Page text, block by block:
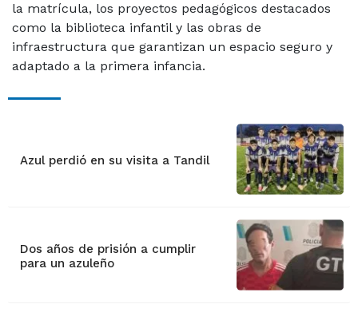
la matrícula, los proyectos pedagógicos destacados
como la biblioteca infantil y las obras de
infraestructura que garantizan un espacio seguro y
adaptado a la primera infancia.
Azul perdió en su visita a Tandil
Dos años de prisión a cumplir
para un azuleño